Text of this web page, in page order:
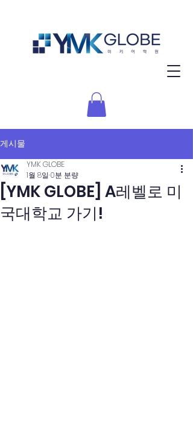
게시물
[YMK GLOBE] A레벨로 미
국대학교 가기!
YMK GLOBE
1월 8일 0분 분량